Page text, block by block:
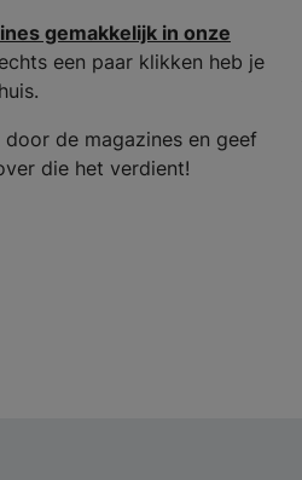
gemakkelijk in onze
een paar klikken heb je
door de magazines en geef
die het verdient!